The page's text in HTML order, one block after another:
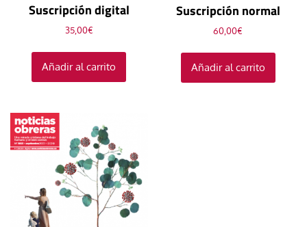
Suscripción digital
35,00€
Añadir al carrito
Suscripción normal
60,00€
Añadir al carrito